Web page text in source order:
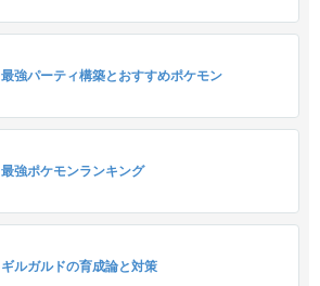
最強パーティ構築とおすすめポケモン
最強ポケモンランキング
ギルガルドの育成論と対策